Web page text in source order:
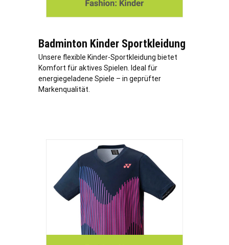
Badminton Kinder Sportkleidung
Unsere flexible Kinder-Sportkleidung bietet
Komfort für aktives Spielen. Ideal für
energiegeladene Spiele – in geprüfter
Markenqualität.